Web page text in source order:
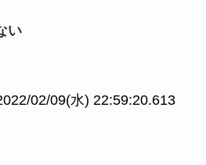
い
02/09(水) 22:59:20.613